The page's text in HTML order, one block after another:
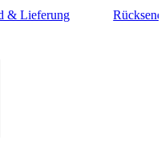
& Lieferung